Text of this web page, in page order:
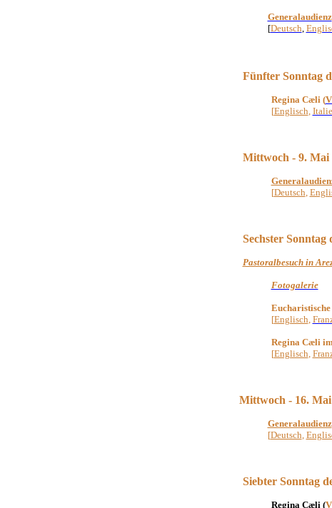
Generalaudienz
[Deutsch,
Fünfter Sonntag
Regina Cæli (
[Englisch,
Mittwoch - 9. Mai
[Deutsch,
Sechster Sonntag
Pastoralbesuch in
Fotogalerie
[Englisch,
Regina Cæli
[Englisch,
Mittwoch - 16. Mai
Generalaudienz
[Deutsch,
Siebter Sonntag
Regina Cæli (